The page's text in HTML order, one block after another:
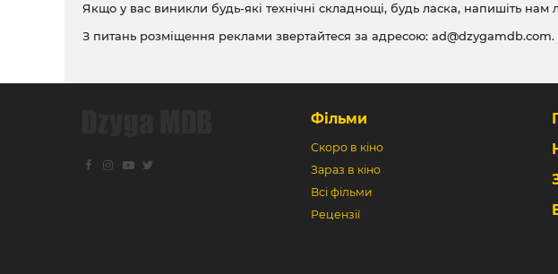
Якщо у вас виникли будь-які технічні складнощі, будь ласка, напишіть нам
З питань розміщення реклами звертайтеся за адресою: ad@dzygamdb.com.
Фільми
Скоро в кіно
Зараз в кіно
Всі фільми
Рецензії